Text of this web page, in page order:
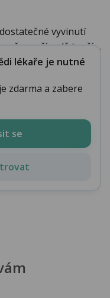
vyvinutí
případě tenčí,...
lékaře je nutné
zdarma a zabere
se